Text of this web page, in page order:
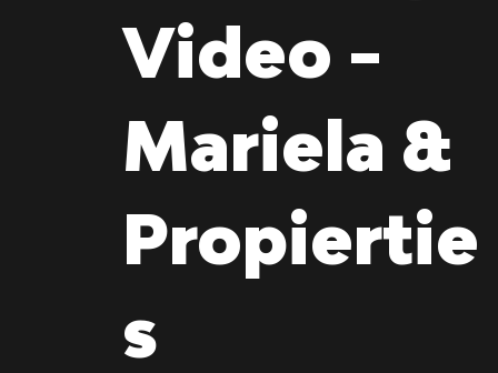
Video -
Mariela &
Propiertie
s